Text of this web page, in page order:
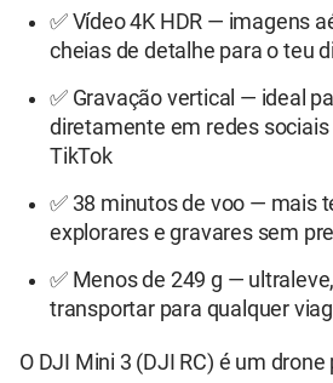
✅ Vídeo 4K HDR — imagens
cheias de detalhe para o teu
✅ Gravação vertical — ideal
diretamente em redes
TikTok
✅ 38 minutos de voo — mais
explorares e gravares sem
✅ Menos de 249 g —
transportar para qualquer
O DJI Mini 3 (DJI RC) é um